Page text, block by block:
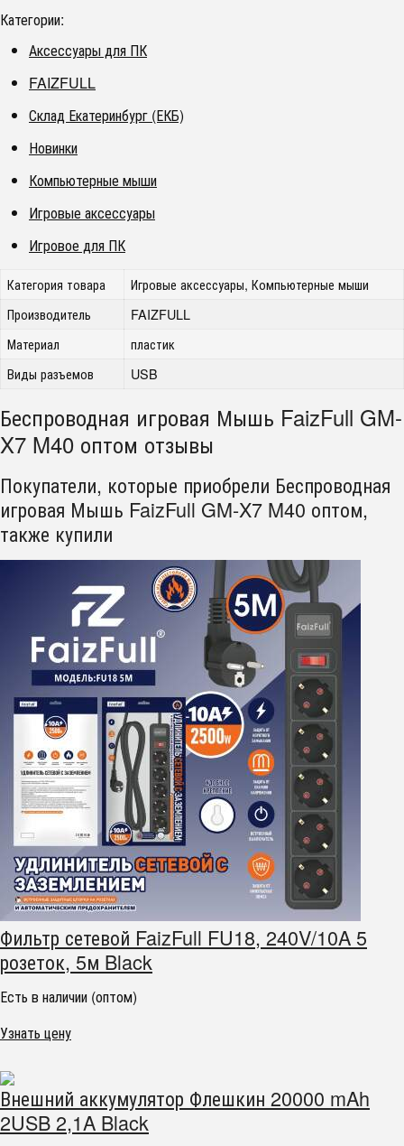
Категории:
Аксессуары для ПК
FAIZFULL
Склад Екатеринбург (ЕКБ)
Новинки
Компьютерные мыши
Игровые аксессуары
Игровое для ПК
Категория товара
Игровые аксессуары, Компьютерные мыши
Производитель
FAIZFULL
Материал
пластик
Виды разъемов
USB
Беспроводная игровая Мышь FaizFull GM-
X7 M40 оптом отзывы
Покупатели, которые приобрели Беспроводная
игровая Мышь FaizFull GM-X7 M40 оптом,
также купили
Фильтр сетевой FaizFull FU18, 240V/10A 5
розеток, 5м Black
Есть в наличии (оптом)
Узнать цену
Внешний аккумулятор Флешкин 20000 mAh
2USB 2,1A Black